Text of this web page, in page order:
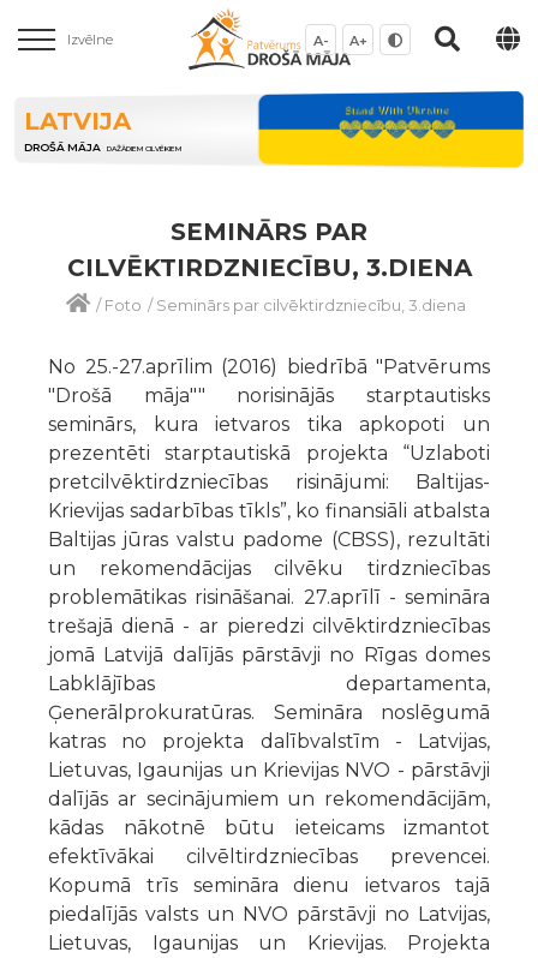
Izvēlne A- A+
LATVIJA
DROŠĀ MĀJA DAŽĀDIEM CILVĒKIEM
SEMINĀRS PAR
CILVĒKTIRDZNIECĪBU, 3.DIENA
/Foto /Seminārs par cilvēktirdzniecību, 3.diena
No 25.-27.aprīlim (2016) biedrībā "Patvērums
"Drošā māja"" norisinājās starptautisks
seminārs, kura ietvaros tika apkopoti un
prezentēti starptautiskā projekta “Uzlaboti
pretcilvēktirdzniecības risinājumi: Baltijas-
Krievijas sadarbības tīkls”, ko finansiāli atbalsta
Baltijas jūras valstu padome (CBSS), rezultāti
un rekomendācijas cilvēku tirdzniecības
problemātikas risināšanai. 27.aprīlī - semināra
trešajā dienā - ar pieredzi cilvēktirdzniecības
jomā Latvijā dalījās pārstāvji no Rīgas domes
Labklājības departamenta,
Ģenerālprokuratūras. Semināra noslēgumā
katras no projekta dalībvalstīm - Latvijas,
Lietuvas, Igaunijas un Krievijas NVO - pārstāvji
dalījās ar secinājumiem un rekomendācijām,
kādas nākotnē būtu ieteicams izmantot
efektīvākai cilvēltirdzniecības prevencei.
Kopumā trīs semināra dienu ietvaros tajā
piedalījās valsts un NVO pārstāvji no Latvijas,
Lietuvas, Igaunijas un Krievijas. Projekta